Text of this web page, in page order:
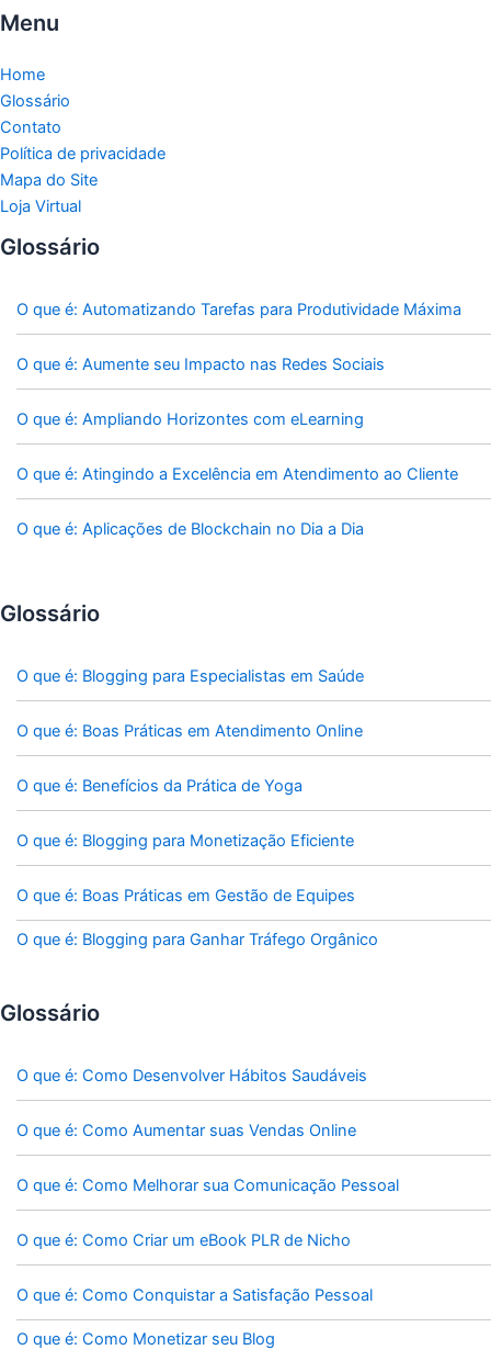
Menu
Home
Glossário
Contato
Política de privacidade
Mapa do Site
Loja Virtual
Glossário
O que é: Automatizando Tarefas para Produtividade Máxima
O que é: Aumente seu Impacto nas Redes Sociais
O que é: Ampliando Horizontes com eLearning
O que é: Atingindo a Excelência em Atendimento ao Cliente
O que é: Aplicações de Blockchain no Dia a Dia
Glossário
O que é: Blogging para Especialistas em Saúde
O que é: Boas Práticas em Atendimento Online
O que é: Benefícios da Prática de Yoga
O que é: Blogging para Monetização Eficiente
O que é: Boas Práticas em Gestão de Equipes
O que é: Blogging para Ganhar Tráfego Orgânico
Glossário
O que é: Como Desenvolver Hábitos Saudáveis
O que é: Como Aumentar suas Vendas Online
O que é: Como Melhorar sua Comunicação Pessoal
O que é: Como Criar um eBook PLR de Nicho
O que é: Como Conquistar a Satisfação Pessoal
O que é: Como Monetizar seu Blog